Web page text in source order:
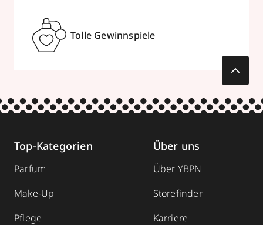
Tolle Gewinnspiele
Top-Kategorien
Parfum
Make-Up
Pflege
Über uns
Über YBPN
Storefinder
Karriere